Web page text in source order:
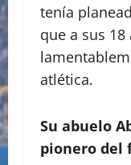
tenía
que a sus
atlética.
Su abuelo
pionero del